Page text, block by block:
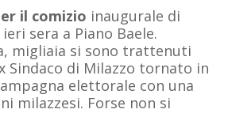
il comizio inaugurale di
sera a Piano Baele.
migliaia si sono trattenuti
Sindaco di Milazzo tornato in
elettorale con una
milazzesi. Forse non si